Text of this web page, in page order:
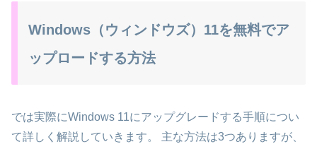
Windows（ウィンドウズ）11を無料でア
ップロードする方法
では実際にWindows 11にアップグレードする手順につい
て詳しく解説していきます。 主な方法は3つありますが、